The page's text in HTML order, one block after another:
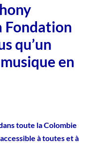
Fondation
qu’un
en
toute la Colombie
à toutes et à